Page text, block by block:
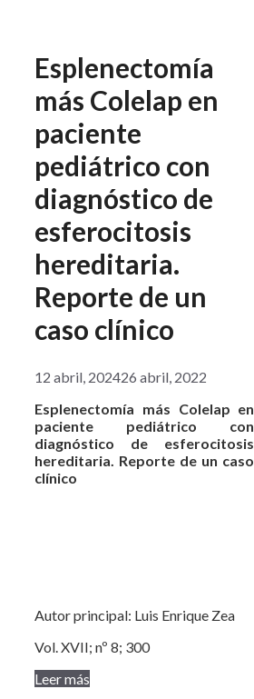
Esplenectomía
más Colelap en
paciente
pediátrico con
diagnóstico de
esferocitosis
hereditaria.
Reporte de un
caso clínico
12 abril, 202426 abril, 2022
Esplenectomía más Colelap en
paciente pediátrico con
diagnóstico de esferocitosis
hereditaria. Reporte de un caso
clínico
Autor principal: Luis Enrique Zea
Vol. XVII; nº 8; 300
Leer más